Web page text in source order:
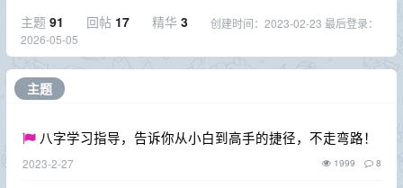
主题 91 回帖 17 精华 3 创建时间： 2023-02-23 最后登录：
2026-05-05
主题
八字学习指导，告诉你从小白到高手的捷径，不走弯路！
2023-2-27 1999 8